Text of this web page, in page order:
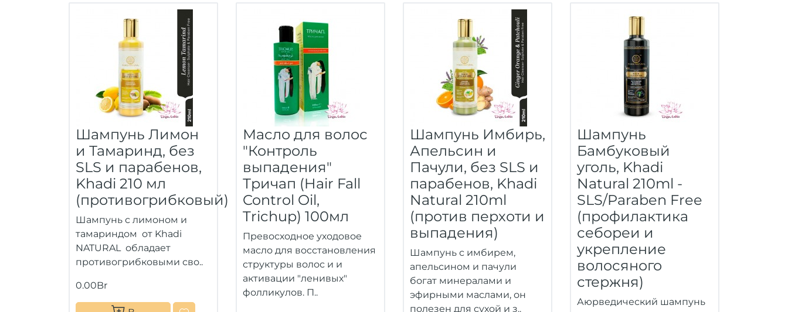
Шампунь Лимон
и Тамаринд, без
SLS и парабенов,
Khadi 210 мл
(противогрибковый)
Шампунь с лимоном и
тамариндом от Khadi
NATURAL обладает
противогрибковыми сво..
0.00Br
Масло для волос
"Контроль
выпадения"
Тричап (Hair Fall
Control Oil,
Trichup) 100мл
Превосходное уходовое
масло для восстановления
структуры волос и и
активации "ленивых"
фолликулов. П..
Шампунь Имбирь,
Апельсин и
Пачули, без SLS и
парабенов, Khadi
Natural 210ml
(против перхоти и
выпадения)
Шампунь с имбирем,
апельсином и пачули
богат минералами и
эфирными маслами, он
полезен для сухой и з..
Шампунь
Бамбуковый
уголь, Khadi
Natural 210ml -
SLS/Paraben Free
(профилактика
себореи и
укрепление
волосяного
стержня)
Аюрведический шампунь